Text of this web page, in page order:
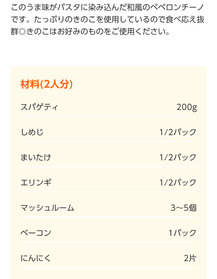
このうま味がパスタに染み込んだ和風のペペロンチーノ
です。たっぷりのきのこを使用しているので食べ応え抜
群◎きのこはお好みのものをご使用ください。
材料(2人分)
スパゲティ 200g
しめじ 1/2パック
まいたけ 1/2パック
エリンギ 1/2パック
マッシュルーム 3～5個
ベーコン 1パック
にんにく 2片